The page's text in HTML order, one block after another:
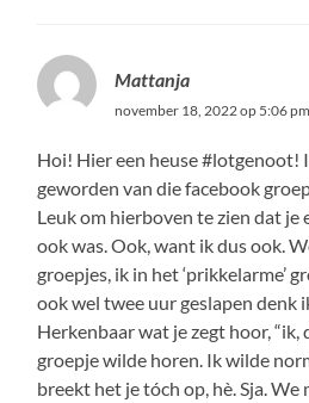
Mattanja
november 18, 2022 op 5:06 pm
Hoi! Hier een heuse #lotgenoot!
geworden van die facebook
Leuk om hierboven te zien dat je
ook was. Ook, want ik dus ook.
groepjes, ik in het ‘prikkelarme’
ook wel twee uur geslapen denk
Herkenbaar wat je zegt hoor,
groepje wilde horen. Ik wilde
breekt het je tóch op, hè. Sja.